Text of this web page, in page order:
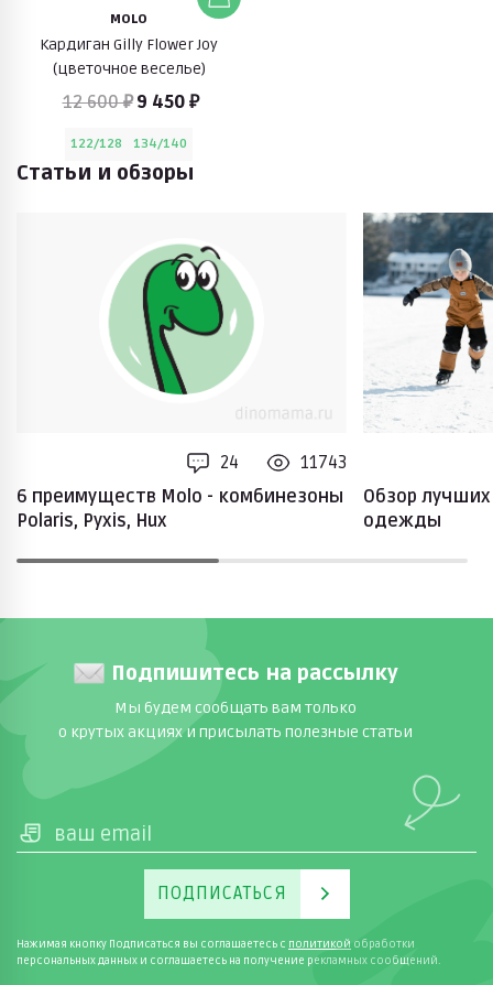
MOLO
Кардиган Gilly Flower Joy
(цветочное веселье)
12 600 ₽ 9 450 ₽
122/128 134/140
Статьи и обзоры
24
11743
6 преимуществ Molo - комбинезоны
Polaris, Pyxis, Hux
Обзор
одежды
Подпишитесь на рассылку
Мы будем сообщать вам только
о крутых акциях и присылать полезные статьи
ПОДПИСАТЬСЯ
Нажимая кнопку Подписаться вы соглашаетесь с политикой обработки
персональных данных и соглашаетесь на получение рекламных сообщений.